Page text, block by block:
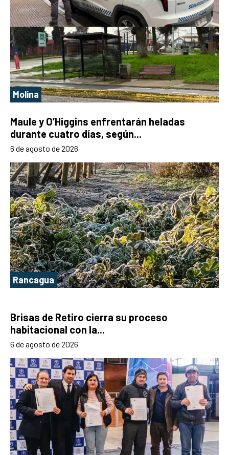
Molina
Maule y O’Higgins enfrentarán heladas
durante cuatro días, según...
6 de agosto de 2026
Rancagua
Brisas de Retiro cierra su proceso
habitacional con la...
6 de agosto de 2026